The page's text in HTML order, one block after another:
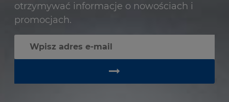
otrzymywać informacje o nowościach i
promocjach.